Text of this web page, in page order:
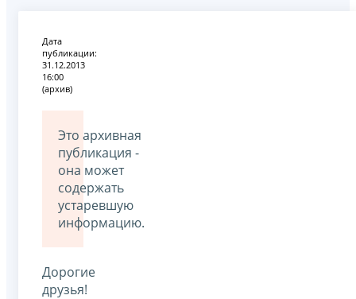
Дата
публикации:
31.12.2013
16:00
(архив)
Это архивная
публикация -
она может
содержать
устаревшую
информацию.
Дорогие
друзья!